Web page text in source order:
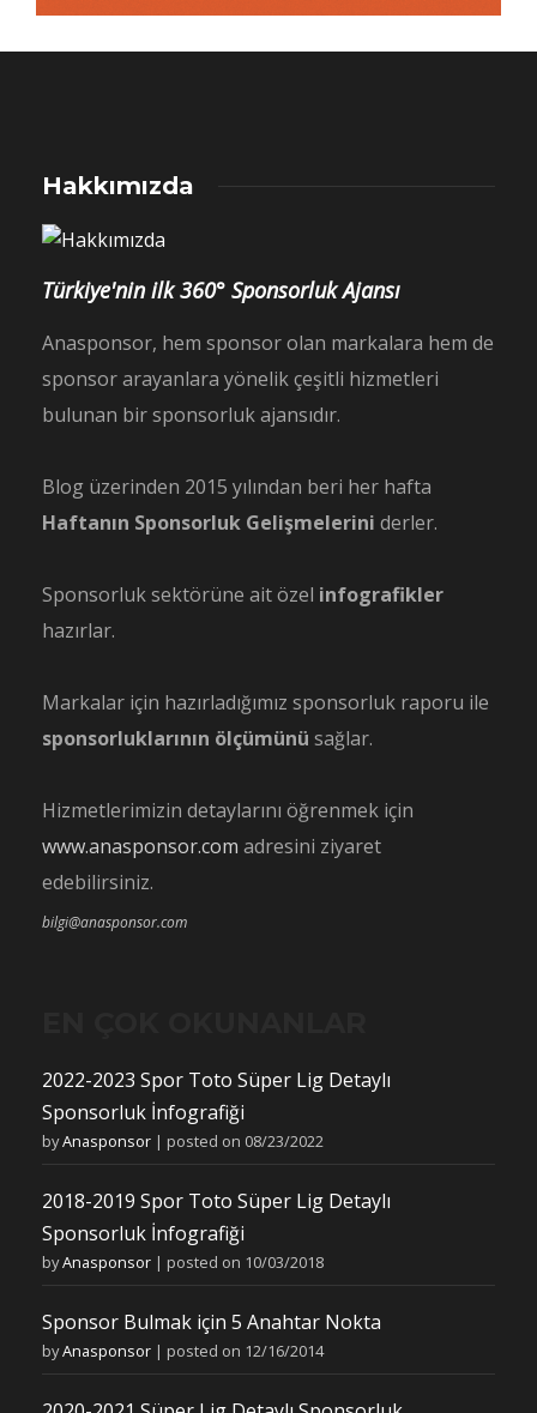
Hakkımızda
Türkiye'nin ilk 360° Sponsorluk Ajansı
Anasponsor, hem sponsor olan markalara hem de
sponsor arayanlara yönelik çeşitli hizmetleri
bulunan bir sponsorluk ajansıdır.
Blog üzerinden 2015 yılından beri her hafta
Haftanın Sponsorluk Gelişmelerini derler.
Sponsorluk sektörüne ait özel infografikler
hazırlar.
Markalar için hazırladığımız sponsorluk raporu ile
sponsorluklarının ölçümünü sağlar.
Hizmetlerimizin detaylarını öğrenmek için
www.anasponsor.com adresini ziyaret
edebilirsiniz.
bilgi@anasponsor.com
2022-2023 Spor Toto Süper Lig Detaylı
Sponsorluk İnfografiği
byAnasponsor | posted on 08/23/2022
2018-2019 Spor Toto Süper Lig Detaylı
Sponsorluk İnfografiği
byAnasponsor | posted on 10/03/2018
Sponsor Bulmak için 5 Anahtar Nokta
byAnasponsor | posted on 12/16/2014